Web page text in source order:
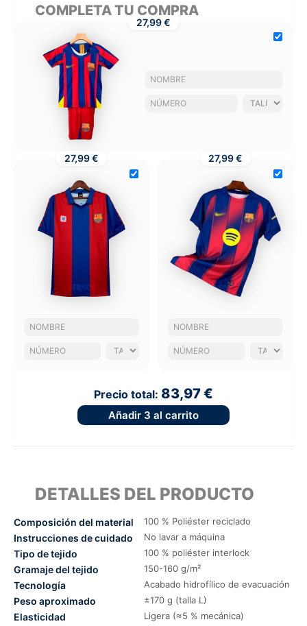
COMPLETA TU COMPRA
27,99 €
27,99 € 27,99 €
Precio total: 83,97 €
Añadir 3 al carrito
DETALLES DEL PRODUCTO
Composición del material 100 % Poliéster reciclado
Instrucciones de cuidado No lavar a máquina
Tipo de tejido 100 % poliéster interlock
Gramaje del tejido 150-160 g/m²
Tecnología Acabado hidrofílico de evacuación
Peso aproximado ±170 g (talla L)
Elasticidad
Ligera (≈5 % mecánica)